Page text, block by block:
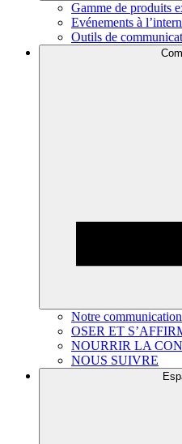
Gamme de produits
Evénements à
Outils de
Notre communication
OSER ET
NOURRIR LA
NOUS SUIVRE